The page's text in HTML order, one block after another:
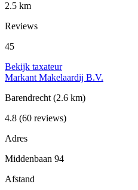
2.5 km
Reviews
45
Bekijk taxateur
Markant Makelaardij B.V.
Barendrecht (2.6 km)
4.8 (60 reviews)
Adres
Middenbaan 94
Afstand